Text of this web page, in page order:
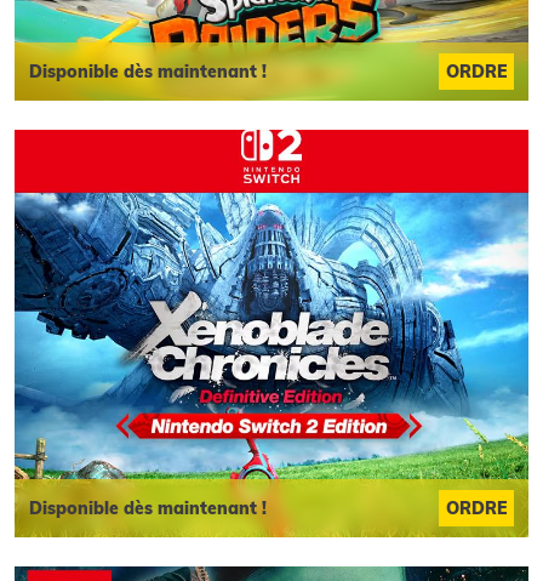
ORDRE
Disponible dès maintenant !
ORDRE
Disponible dès maintenant !